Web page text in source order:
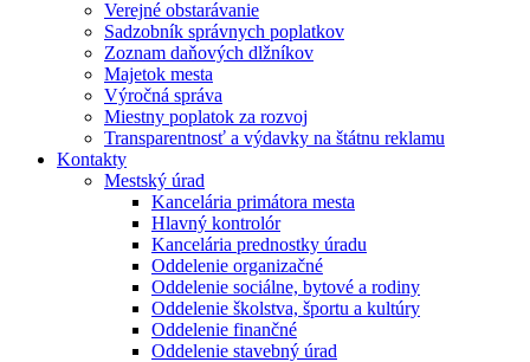
Verejné obstarávanie
Sadzobník správnych poplatkov
Zoznam daňových dlžníkov
Majetok mesta
Výročná správa
Miestny poplatok za rozvoj
Transparentnosť a výdavky na štátnu reklamu
Kontakty
Mestský úrad
Kancelária primátora mesta
Hlavný kontrolór
Kancelária prednostky úradu
Oddelenie organizačné
Oddelenie sociálne, bytové a rodiny
Oddelenie školstva, športu a kultúry
Oddelenie finančné
Oddelenie stavebný úrad